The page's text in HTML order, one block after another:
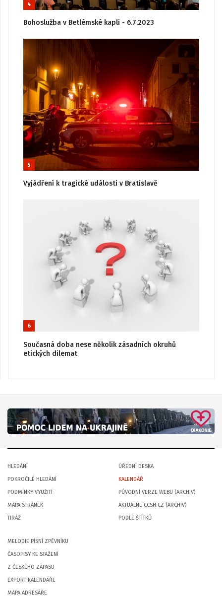
4
Bohoslužba v Betlémské kapli - 6.7.2023
5
Vyjádření k tragické události v Bratislavě
6
Současná doba nese několik zásadních okruhů
etických dilemat
HLEDÁNÍ
POKROČILÉ HLEDÁNÍ
PODMÍNKY VYUŽITÍ
MAPA STRÁNEK
TIRÁŽ
ÚŘEDNÍ DESKA
KALENDÁŘ
PŮVODNÍ VERZE WEBU (ARCHIV)
AKTUALNE.CCSH.CZ (ARCHIV)
PODLE ŠTÍTKŮ
MELODIE PÍSNÍ ZPĚVNÍKU
ČASOPISY KE STAŽENÍ
Z ČESKÉHO ZÁPASU
EXPORT KALENDÁŘE
MAPA ADRESÁŘE